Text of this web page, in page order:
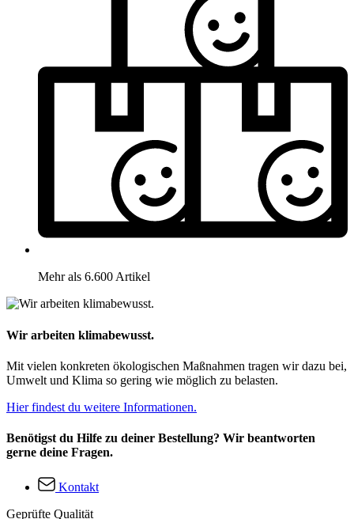
Mehr als 6.600 Artikel
Wir arbeiten klimabewusst.
Mit vielen konkreten ökologischen Maßnahmen tragen wir dazu bei,
Umwelt und Klima so gering wie möglich zu belasten.
Hier findest du weitere Informationen.
Benötigst du Hilfe zu deiner Bestellung? Wir beantworten
gerne deine Fragen.
Kontakt
Geprüfte Qualität